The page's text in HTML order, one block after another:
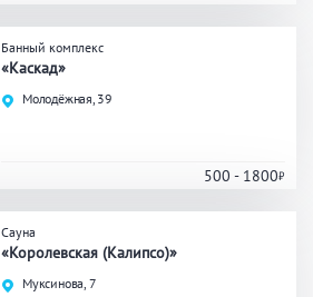
Веники
Банный комплекс
«Каскад»
Молодёжная, 39
500 - 1800
Сауна
«Королевская (Калипсо)»
Муксинова, 7